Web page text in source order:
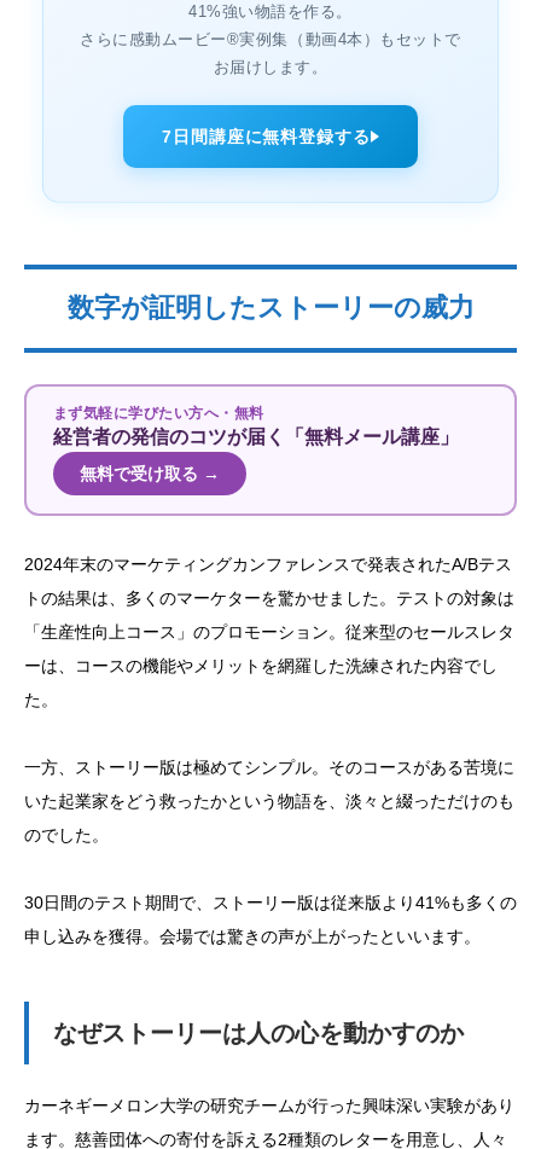
41%強い物語を作る。
さらに感動ムービー®実例集（動画4本）もセットで
お届けします。
7日間講座に無料登録する
数字が証明したストーリーの威力
まず気軽に学びたい方へ・無料
経営者の発信のコツが届く「無料メール講座」
無料で受け取る →
2024年末のマーケティングカンファレンスで発表されたA/Bテス
トの結果は、多くのマーケターを驚かせました。テストの対象は
「生産性向上コース」のプロモーション。従来型のセールスレタ
ーは、コースの機能やメリットを網羅した洗練された内容でし
た。
一方、ストーリー版は極めてシンプル。そのコースがある苦境に
いた起業家をどう救ったかという物語を、淡々と綴っただけのも
のでした。
30日間のテスト期間で、ストーリー版は従来版より41%も多くの
申し込みを獲得。会場では驚きの声が上がったといいます。
なぜストーリーは人の心を動かすのか
カーネギーメロン大学の研究チームが行った興味深い実験があり
ます。慈善団体への寄付を訴える2種類のレターを用意し、人々